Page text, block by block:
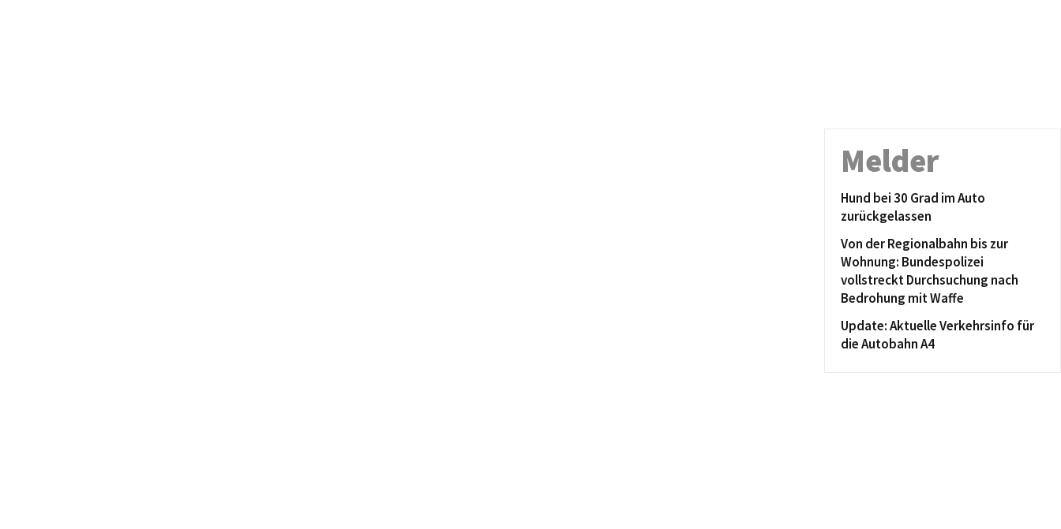
Melder
Hund bei 30 Grad im Auto
zurückgelassen
Von der Regionalbahn bis zur
Wohnung: Bundespolizei
vollstreckt Durchsuchung nach
Bedrohung mit Waffe
Update: Aktuelle Verkehrsinfo für
die Autobahn A4